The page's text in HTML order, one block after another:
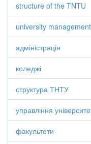
structure of the TNTU
university management
адміністрація
коледжі
структура ТНТУ
управління
факультети